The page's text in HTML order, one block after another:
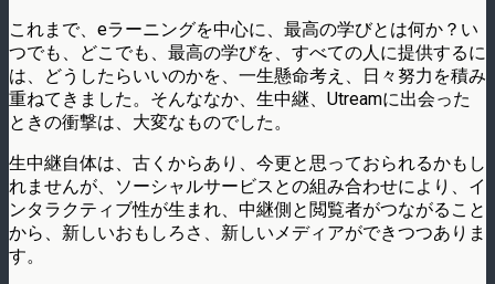
これまで、eラーニングを中心に、最高の学びとは何か？い
つでも、どこでも、最高の学びを、すべての人に提供するに
は、どうしたらいいのかを、一生懸命考え、日々努力を積み
重ねてきました。そんななか、生中継、Utreamに出会った
ときの衝撃は、大変なものでした。
生中継自体は、古くからあり、今更と思っておられるかもし
れませんが、ソーシャルサービスとの組み合わせにより、イ
ンタラクティブ性が生まれ、中継側と閲覧者がつながること
から、新しいおもしろさ、新しいメディアができつつありま
す。